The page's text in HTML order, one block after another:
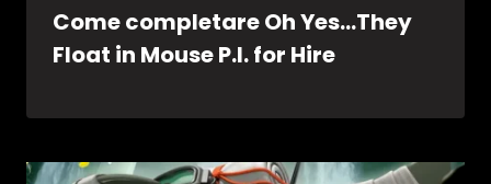
Come completare Oh Yes…They
Float in Mouse P.I. for Hire